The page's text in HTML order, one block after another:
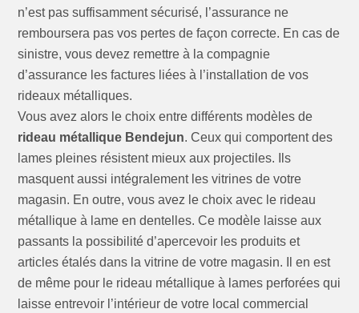
n’est pas suffisamment sécurisé, l’assurance ne
remboursera pas vos pertes de façon correcte. En cas de
sinistre, vous devez remettre à la compagnie
d’assurance les factures liées à l’installation de vos
rideaux métalliques.
Vous avez alors le choix entre différents modèles de
rideau métallique Bendejun. Ceux qui comportent des
lames pleines résistent mieux aux projectiles. Ils
masquent aussi intégralement les vitrines de votre
magasin. En outre, vous avez le choix avec le rideau
métallique à lame en dentelles. Ce modèle laisse aux
passants la possibilité d’apercevoir les produits et
articles étalés dans la vitrine de votre magasin. Il en est
de même pour le rideau métallique à lames perforées qui
laisse entrevoir l’intérieur de votre local commercial